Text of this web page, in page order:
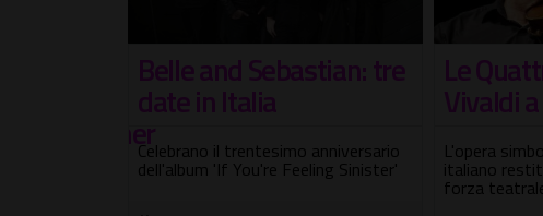
Le Quattro Stagioni di
Vivaldi a Roma
L'opera simbolo del Settecento
italiano restituita alla sua originaria
Un
all'Hard
Quattro
serate